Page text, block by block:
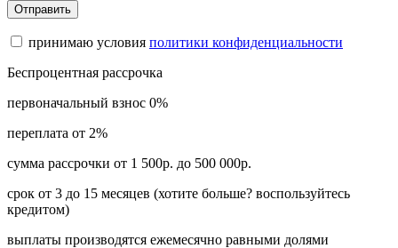
Отправить
принимаю условия политики конфиденциальности
Беспроцентная рассрочка
первоначальный взнос 0%
переплата от 2%
сумма рассрочки от 1 500р. до 500 000р.
срок от 3 до 15 месяцев (хотите больше? воспользуйтесь
кредитом)
выплаты производятся ежемесячно равными долями